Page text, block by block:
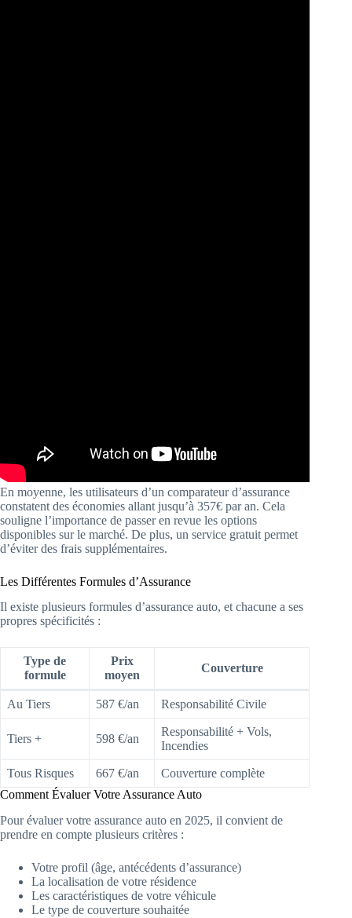
En moyenne, les utilisateurs d’un comparateur d’assurance
constatent des économies allant jusqu’à 357€ par an. Cela
souligne l’importance de passer en revue les options
disponibles sur le marché. De plus, un service gratuit permet
d’éviter des frais supplémentaires.
Les Différentes Formules d’Assurance
Il existe plusieurs formules d’assurance auto, et chacune a ses
propres spécificités :
Type de
formule
Prix
moyen
Couverture
Au Tiers 587 €/an Responsabilité Civile
Tiers + 598 €/an
Responsabilité + Vols,
Incendies
Tous Risques 667 €/an
Couverture complète
Comment Évaluer Votre Assurance Auto
Pour évaluer votre assurance auto en 2025, il convient de
prendre en compte plusieurs critères :
Votre profil (âge, antécédents d’assurance)
La localisation de votre résidence
Les caractéristiques de votre véhicule
Le type de couverture souhaitée